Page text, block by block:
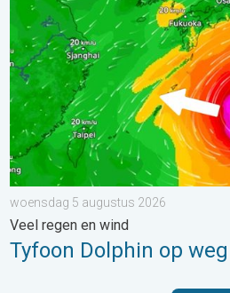
woensdag 5 augustus 2026
Veel regen en wind
Tyfoon Dolphin op